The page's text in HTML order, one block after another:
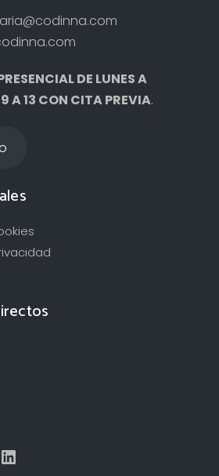
DE LUNES A
A 13 CON CITA PREVIA.
LinkedIn